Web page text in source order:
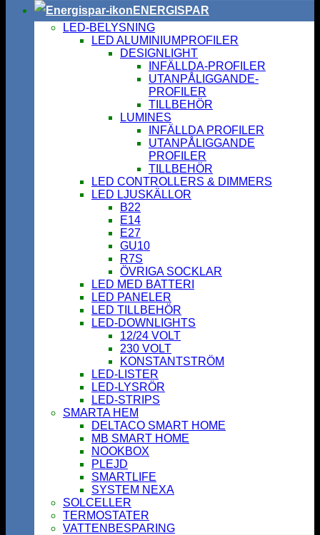
ENERGISPAR
LED-BELYSNING
LED ALUMINIUMPROFILER
DESIGNLIGHT
INFÄLLDA-PROFILER
UTANPÅLIGGANDE-
PROFILER
TILLBEHÖR
LUMINES
INFÄLLDA PROFILER
UTANPÅLIGGANDE
PROFILER
TILLBEHÖR
LED CONTROLLERS & DIMMERS
LED LJUSKÄLLOR
B22
E14
E27
GU10
R7S
ÖVRIGA SOCKLAR
LED MED BATTERI
LED PANELER
LED TILLBEHÖR
LED-DOWNLIGHTS
12/24 VOLT
230 VOLT
KONSTANTSTRÖM
LED-LISTER
LED-LYSRÖR
LED-STRIPS
SMARTA HEM
DELTACO SMART HOME
MB SMART HOME
NOOKBOX
PLEJD
SMARTLIFE
SYSTEM NEXA
SOLCELLER
TERMOSTATER
VATTENBESPARING